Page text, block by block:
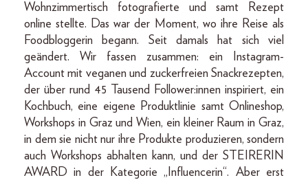
Wohnzimmertisch fotografierte und samt Rezept
online stellte. Das war der Moment, wo ihre Reise als
Foodbloggerin begann. Seit damals hat sich viel
geändert. Wir fassen zusammen: ein Instagram-
Account mit veganen und zuckerfreien Snackrezepten,
der über rund 45 Tausend Follower:innen inspiriert, ein
Kochbuch, eine eigene Produktlinie samt Onlineshop,
Workshops in Graz und Wien, ein kleiner Raum in Graz,
in dem sie nicht nur ihre Produkte produzieren, sondern
auch Workshops abhalten kann, und der STEIRERIN
AWARD in der Kategorie „Influencerin“. Aber erst